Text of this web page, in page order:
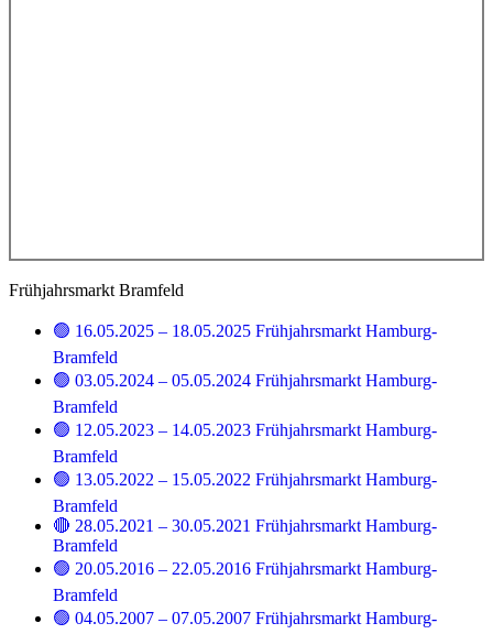
Frühjahrsmarkt Bramfeld
🟢 16.05.2025 – 18.05.2025 Frühjahrsmarkt Hamburg-
Bramfeld
🟢 03.05.2024 – 05.05.2024 Frühjahrsmarkt Hamburg-
Bramfeld
🟢 12.05.2023 – 14.05.2023 Frühjahrsmarkt Hamburg-
Bramfeld
🟢 13.05.2022 – 15.05.2022 Frühjahrsmarkt Hamburg-
Bramfeld
🔴 28.05.2021 – 30.05.2021 Frühjahrsmarkt Hamburg-
Bramfeld
🟢 20.05.2016 – 22.05.2016 Frühjahrsmarkt Hamburg-
Bramfeld
🟢 04.05.2007 – 07.05.2007 Frühjahrsmarkt Hamburg-